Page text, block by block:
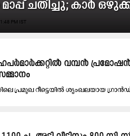
ചതിച്ചു; കാർ
PM IST
വമ്പൻ
പ്ര​മു​ഖ റീ​ട്ടെ​യി​ൽ ശൃം​ഖ​ല​യാ​യ